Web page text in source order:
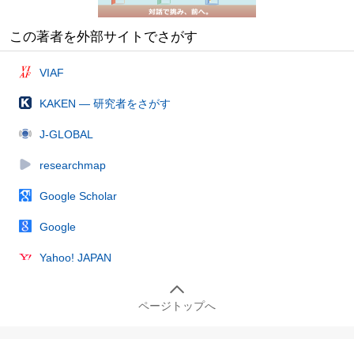
この著者を外部サイトでさがす
VIAF
KAKEN — 研究者をさがす
J-GLOBAL
researchmap
Google Scholar
Google
Yahoo! JAPAN
ページトップへ